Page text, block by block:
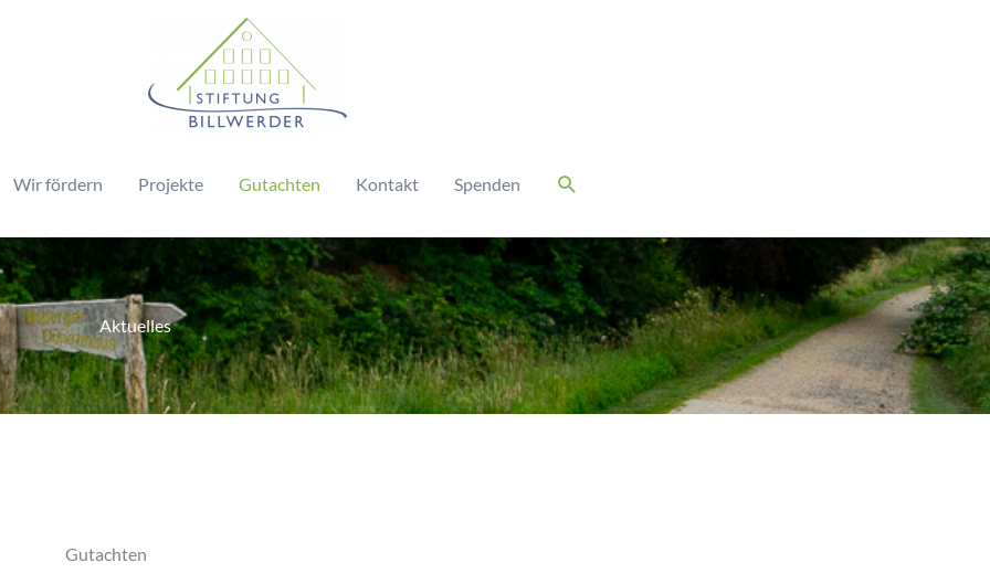
Wir fördern Projekte Gutachten Kontakt Spenden Suchen
Aktuelles
Gutachten